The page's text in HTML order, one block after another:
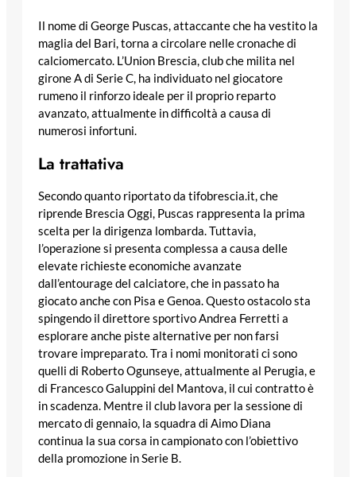
Il nome di George Puscas, attaccante che ha vestito la
maglia del Bari, torna a circolare nelle cronache di
calciomercato. L’Union Brescia, club che milita nel
girone A di Serie C, ha individuato nel giocatore
rumeno il rinforzo ideale per il proprio reparto
avanzato, attualmente in difficoltà a causa di
numerosi infortuni.
La trattativa
Secondo quanto riportato da tifobrescia.it, che
riprende Brescia Oggi, Puscas rappresenta la prima
scelta per la dirigenza lombarda. Tuttavia,
l’operazione si presenta complessa a causa delle
elevate richieste economiche avanzate
dall’entourage del calciatore, che in passato ha
giocato anche con Pisa e Genoa. Questo ostacolo sta
spingendo il direttore sportivo Andrea Ferretti a
esplorare anche piste alternative per non farsi
trovare impreparato. Tra i nomi monitorati ci sono
quelli di Roberto Ogunseye, attualmente al Perugia, e
di Francesco Galuppini del Mantova, il cui contratto è
in scadenza. Mentre il club lavora per la sessione di
mercato di gennaio, la squadra di Aimo Diana
continua la sua corsa in campionato con l’obiettivo
della promozione in Serie B.